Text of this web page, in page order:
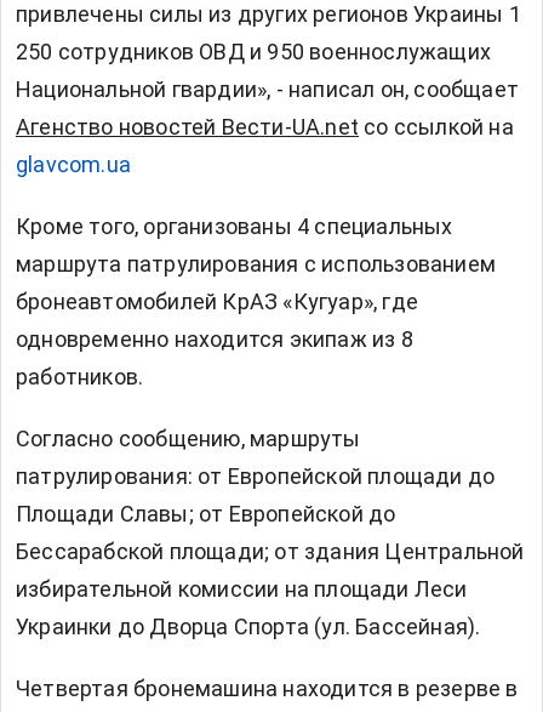
привлечены силы из других регионов Украины 1
250 сотрудников ОВД и 950 военнослужащих
Национальной гвардии», - написал он, сообщает
Агенство новостей Вести-UA.net со ссылкой на
glavcom.ua
Кроме того, организованы 4 специальных
маршрута патрулирования с использованием
бронеавтомобилей КрАЗ «Кугуар», где
одновременно находится экипаж из 8
работников.
Согласно сообщению, маршруты
патрулирования: от Европейской площади до
Площади Славы; от Европейской до
Бессарабской площади; от здания Центральной
избирательной комиссии на площади Леси
Украинки до Дворца Спорта (ул. Бассейная).
Четвертая бронемашина находится в резерве в